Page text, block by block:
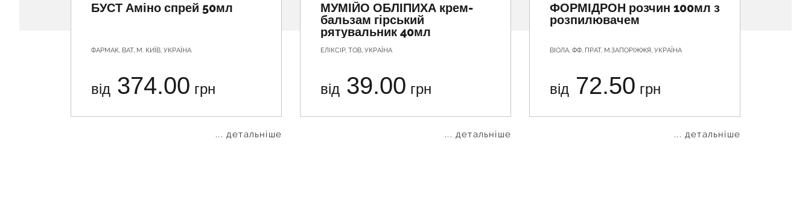
БУСТ Аміно спрей 50мл
ФАРМАК, ВАТ, М. КИЇВ, УКРАЇНА
від 374.00 грн
... детальніше
МУМІЙО ОБЛІПИХА крем-
бальзам гірський
рятувальник 40мл
ЕЛІКСІР, ТОВ, УКРАЇНА
від 39.00 грн
... детальніше
ФОРМІДРОН розчин 100мл з
розпилювачем
ВІОЛА, ФФ, ПРАТ, М.ЗАПОРІЖЖЯ, УКРАЇНА
від 72.50 грн
... детальніше